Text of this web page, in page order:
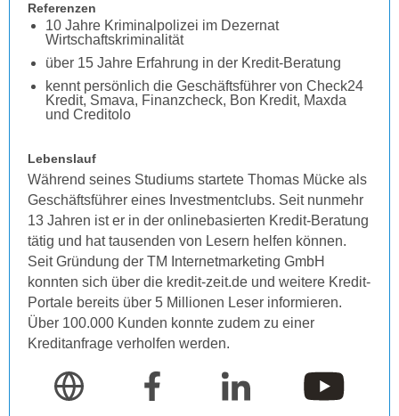
Referenzen
10 Jahre Kriminalpolizei im Dezernat
Wirtschaftskriminalität
über 15 Jahre Erfahrung in der Kredit-Beratung
kennt persönlich die Geschäftsführer von Check24
Kredit, Smava, Finanzcheck, Bon Kredit, Maxda
und Creditolo
Lebenslauf
Während seines Studiums startete Thomas Mücke als
Geschäftsführer eines Investmentclubs. Seit nunmehr
13 Jahren ist er in der onlinebasierten Kredit-Beratung
tätig und hat tausenden von Lesern helfen können.
Seit Gründung der TM Internetmarketing GmbH
konnten sich über die kredit-zeit.de und weitere Kredit-
Portale bereits über 5 Millionen Leser informieren.
Über 100.000 Kunden konnte zudem zu einer
Kreditanfrage verholfen werden.